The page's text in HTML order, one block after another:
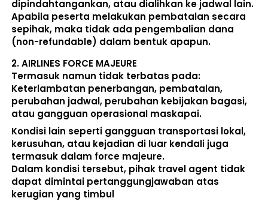
dipindahtangankan, atau dialihkan ke jadwal lain.
Apabila peserta melakukan pembatalan secara
sepihak, maka tidak ada pengembalian dana
(non-refundable) dalam bentuk apapun.
2. AIRLINES FORCE MAJEURE
Termasuk namun tidak terbatas pada:
Keterlambatan penerbangan, pembatalan,
perubahan jadwal, perubahan kebijakan bagasi,
atau gangguan operasional maskapai.
Kondisi lain seperti gangguan transportasi lokal,
kerusuhan, atau kejadian di luar kendali juga
termasuk dalam force majeure.
Dalam kondisi tersebut, pihak travel agent tidak
dapat dimintai pertanggungjawaban atas
kerugian yang timbul